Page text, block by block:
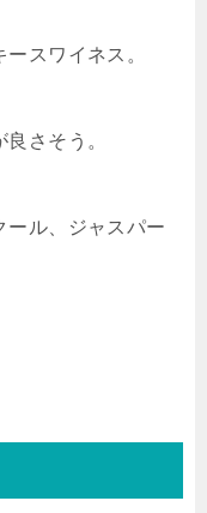
スワイネス。
さそう。
ール、ジャスパー